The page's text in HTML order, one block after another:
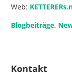
Web:
Blogbeiträge,
Kontakt